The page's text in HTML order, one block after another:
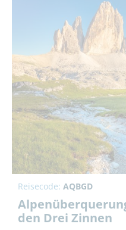
Reisecode: AQBGD
den Drei Zinnen